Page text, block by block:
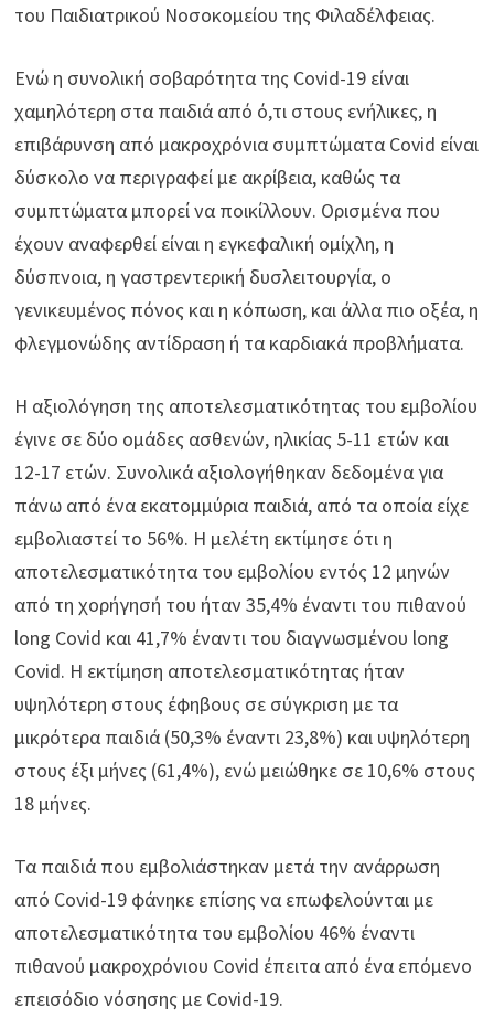
του Παιδιατρικού Νοσοκομείου της Φιλαδέλφειας.
Ενώ η συνολική σοβαρότητα της Covid-19 είναι
χαμηλότερη στα παιδιά από ό,τι στους ενήλικες, η
επιβάρυνση από μακροχρόνια συμπτώματα Covid είναι
δύσκολο να περιγραφεί με ακρίβεια, καθώς τα
συμπτώματα μπορεί να ποικίλλουν. Ορισμένα που
έχουν αναφερθεί είναι η εγκεφαλική ομίχλη, η
δύσπνοια, η γαστρεντερική δυσλειτουργία, ο
γενικευμένος πόνος και η κόπωση, και άλλα πιο οξέα, η
φλεγμονώδης αντίδραση ή τα καρδιακά προβλήματα.
Η αξιολόγηση της αποτελεσματικότητας του εμβολίου
έγινε σε δύο ομάδες ασθενών, ηλικίας 5-11 ετών και
12-17 ετών. Συνολικά αξιολογήθηκαν δεδομένα για
πάνω από ένα εκατομμύρια παιδιά, από τα οποία είχε
εμβολιαστεί το 56%. Η μελέτη εκτίμησε ότι η
αποτελεσματικότητα του εμβολίου εντός 12 μηνών
από τη χορήγησή του ήταν 35,4% έναντι του πιθανού
long Covid και 41,7% έναντι του διαγνωσμένου long
Covid. Η εκτίμηση αποτελεσματικότητας ήταν
υψηλότερη στους έφηβους σε σύγκριση με τα
μικρότερα παιδιά (50,3% έναντι 23,8%) και υψηλότερη
στους έξι μήνες (61,4%), ενώ μειώθηκε σε 10,6% στους
18 μήνες.
Τα παιδιά που εμβολιάστηκαν μετά την ανάρρωση
από Covid-19 φάνηκε επίσης να επωφελούνται με
αποτελεσματικότητα του εμβολίου 46% έναντι
πιθανού μακροχρόνιου Covid έπειτα από ένα επόμενο
επεισόδιο νόσησης με Covid-19.